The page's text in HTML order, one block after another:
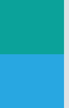
限公司